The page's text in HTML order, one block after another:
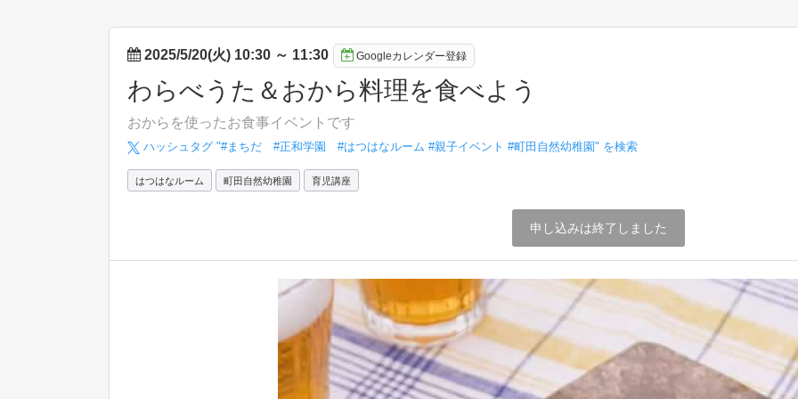
2025/5/20(火) 10:30 ～ 11:30 Googleカレンダー登録
わらべうた＆おから料理を食べよう
おからを使ったお食事イベントです
ハッシュタグ "#まちだ #正和学園 #はつはなルーム #親子イベント #町田自然幼稚園" を検索
はつはなルーム 町田自然幼稚園 育児講座
申し込みは終了しました